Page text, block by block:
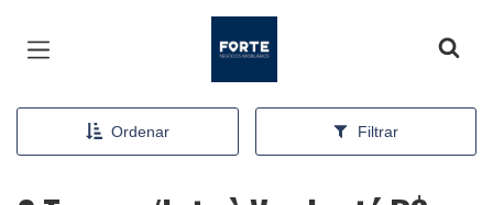
Ordenar Filtrar